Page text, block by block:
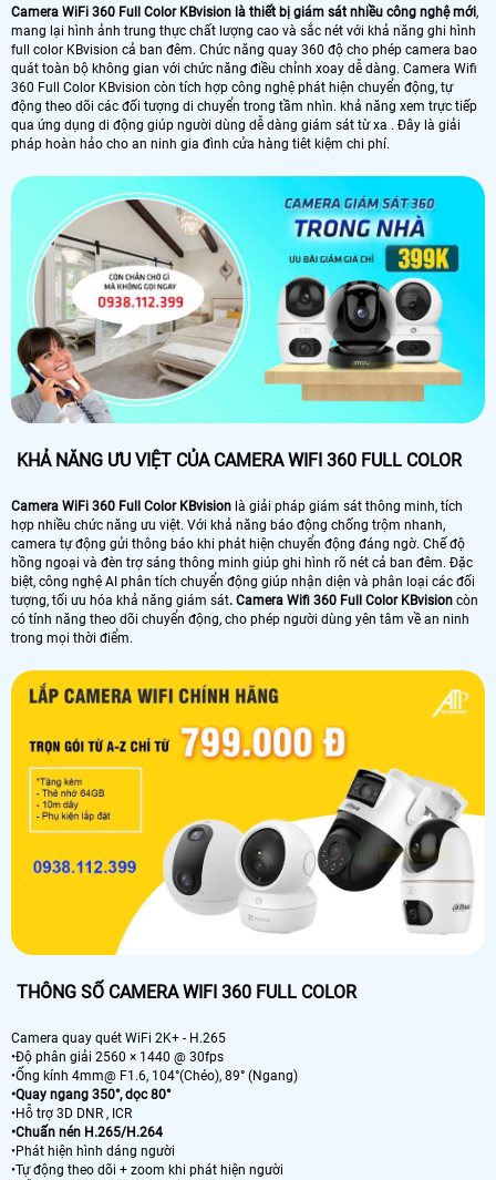
Camera WiFi 360 Full Color KBvision là thiết bị giám sát nhiều công nghệ mới,
mang lại hình ảnh trung thực chất lượng cao và sắc nét với khả năng ghi hình
full color KBvision cả ban đêm. Chức năng quay 360 độ cho phép camera bao
quát toàn bộ không gian với chức năng điều chỉnh xoay dễ dàng. Camera Wifi
360 Full Color KBvision còn tích hợp công nghệ phát hiện chuyển động, tự
động theo dõi các đối tượng di chuyển trong tầm nhìn. khả năng xem trực tiếp
qua ứng dụng di động giúp người dùng dễ dàng giám sát từ xa . Đây là giải
pháp hoàn hảo cho an ninh gia đình cửa hàng tiêt kiệm chi phí.
KHẢ NĂNG ƯU VIỆT CỦA CAMERA WIFI 360 FULL COLOR
Camera WiFi 360 Full Color KBvision là giải pháp giám sát thông minh, tích
hợp nhiều chức năng ưu việt. Với khả năng báo động chống trộm nhanh,
camera tự động gửi thông báo khi phát hiện chuyển động đáng ngờ. Chế độ
hồng ngoại và đèn trợ sáng thông minh giúp ghi hình rõ nét cả ban đêm. Đặc
biệt, công nghệ AI phân tích chuyển động giúp nhận diện và phân loại các đối
tượng, tối ưu hóa khả năng giám sát. Camera Wifi 360 Full Color KBvision còn
có tính năng theo dõi chuyển động, cho phép người dùng yên tâm về an ninh
trong mọi thời điểm.
THÔNG SỐ CAMERA WIFI 360 FULL COLOR
Camera quay quét WiFi 2K+ - H.265
•Độ phân giải 2560 × 1440 @ 30fps
•Ống kính 4mm@ F1.6, 104°(Chéo), 89° (Ngang)
•Quay ngang 350°, dọc 80°
•Hỗ trợ 3D DNR , ICR
•Chuấn nén H.265/H.264
•Phát hiện hình dáng người
•Tự động theo dõi + zoom khi phát hiện người